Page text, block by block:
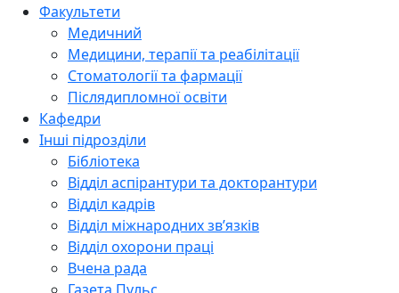
Факультети
Медичний
Медицини, терапії та реабілітації
Стоматології та фармації
Післядипломної освіти
Кафедри
Інші підрозділи
Бібліотека
Відділ аспірантури та докторантури
Відділ кадрів
Відділ міжнародних зв’язків
Відділ охорони праці
Вчена рада